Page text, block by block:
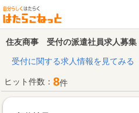
住友商事 受付の派遣社員求人募集
受付に関する求人情報を見てみる
ヒット件数： 8件